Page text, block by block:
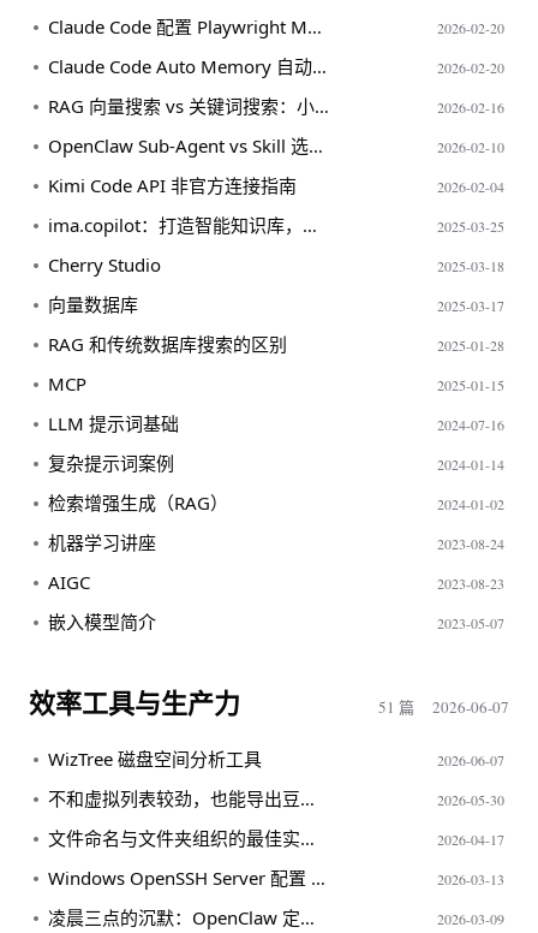
Claude Code 配置 Playwright MCP 浏览器自动化踩坑记录 2026-02-20
Claude Code Auto Memory 自动记忆机制详解 2026-02-20
RAG 向量搜索 vs 关键词搜索：小规模知识库的检索策略 2026-02-16
OpenClaw Sub-Agent vs Skill 选型指南 2026-02-10
Kimi Code API 非官方连接指南 2026-02-04
ima.copilot：打造智能知识库，助力团队协作 2025-03-25
Cherry Studio 2025-03-18
向量数据库 2025-03-17
RAG 和传统数据库搜索的区别 2025-01-28
MCP 2025-01-15
LLM 提示词基础 2024-07-16
复杂提示词案例 2024-01-14
检索增强生成（RAG） 2024-01-02
机器学习讲座 2023-08-24
AIGC 2023-08-23
嵌入模型简介 2023-05-07
效率工具与生产力 51 篇 2026-06-07
WizTree 磁盘空间分析工具 2026-06-07
不和虚拟列表较劲，也能导出豆包长对话 2026-05-30
文件命名与文件夹组织的最佳实践与理论依据 2026-04-17
Windows OpenSSH Server 配置 Git Bash 为默认 Shell 2026-03-13
凌晨三点的沉默：OpenClaw 定时重启踩坑记 2026-03-09